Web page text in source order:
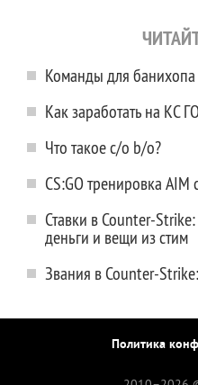
Команды для
Как заработать на КС
Что такое c/o b/o?
CS:GO тренировка AIM
Ставки в Counter-
деньги и вещи из стим
Звания в Counter-
Политика